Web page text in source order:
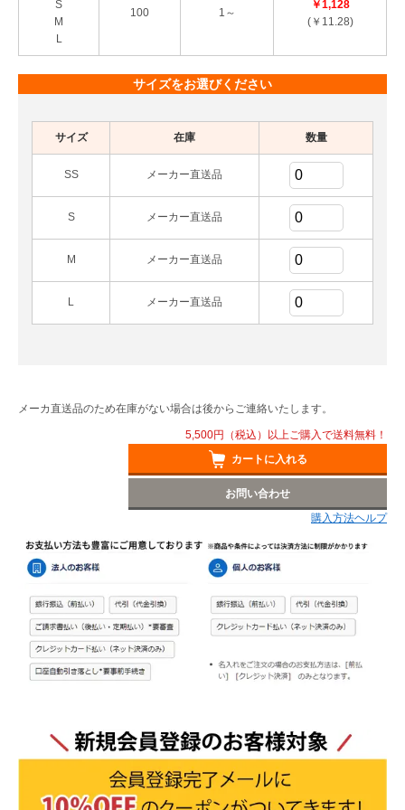
S
M
L
100 1～
￥1,128
(￥11.28)
サイズをお選びください
サイズ 在庫 数量
SS メーカー直送品
S メーカー直送品
M メーカー直送品
L メーカー直送品
メーカ直送品のため在庫がない場合は後からご連絡いたします。
5,500円（税込）以上ご購入で送料無料！
カートに入れる
お問い合わせ
購入方法ヘルプ